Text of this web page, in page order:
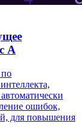
A
ошибок,
для повышения